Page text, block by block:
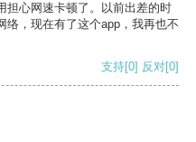
担心网速卡顿了。以前出差的时
络，现在有了这个app，我再也不
支持[0] 反对[0]